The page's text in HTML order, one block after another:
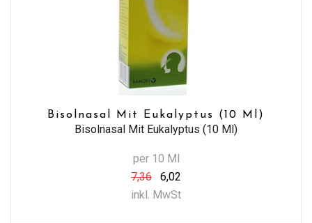
Bisolnasal Mit Eukalyptus (10 Ml)
Bisolnasal Mit Eukalyptus (10 Ml)
per 10 Ml
7,36
6,02
inkl. MwSt